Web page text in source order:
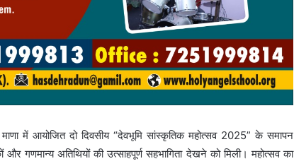
में आयोजित दो दिवसीय “देवभूमि सांस्कृतिक महोत्सव 2025” के समापन
गणमान्य अतिथियों की उत्साहपूर्ण सहभागिता देखने को मिली। महोत्सव का